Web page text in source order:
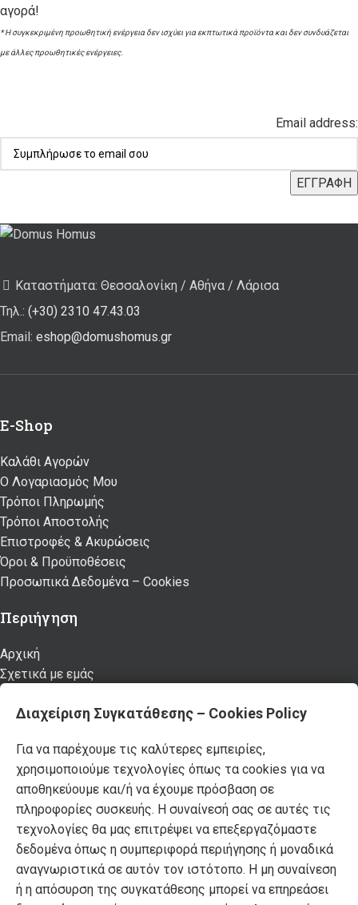
αγορά!
* Η συγκεκριμένη προωθητική ενέργεια δεν ισχύει για εκπτωτικά προϊόντα και δεν συνδυάζεται
με άλλες προωθητικές ενέργειες.
Email address:
Καταστήματα: Θεσσαλονίκη / Αθήνα / Λάρισα
Τηλ.: (+30) 2310 47.43.03
Email: eshop@domushomus.gr
E-Shop
Καλάθι Αγορών
Ο Λογαριασμός Μου
Τρόποι Πληρωμής
Τρόποι Αποστολής
Επιστροφές & Ακυρώσεις
Όροι & Προϋποθέσεις
Προσωπικά Δεδομένα – Cookies
Περιήγηση
Αρχική
Σχετικά με εμάς
Προϊόντα
Nέα – Προτάσεις
Επικοινωνία
Πρόσφατα Άρθρα
Τελικές χειμερινές εκπτώσεις -50% σε όλα τα
προϊόντα!
Διαχείριση Συγκατάθεσης – Cookies Policy
Για να παρέχουμε τις καλύτερες εμπειρίες,
χρησιμοποιούμε τεχνολογίες όπως τα cookies για να
αποθηκεύουμε και/ή να έχουμε πρόσβαση σε
πληροφορίες συσκευής. Η συναίνεσή σας σε αυτές τις
τεχνολογίες θα μας επιτρέψει να επεξεργαζόμαστε
δεδομένα όπως η συμπεριφορά περιήγησης ή μοναδικά
αναγνωριστικά σε αυτόν τον ιστότοπο. Η μη συναίνεση
ή η απόσυρση της συγκατάθεσης μπορεί να επηρεάσει